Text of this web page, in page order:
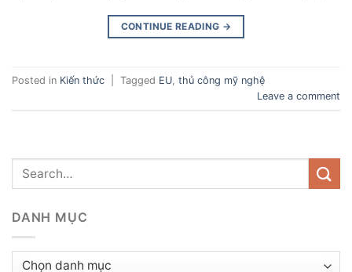
CONTINUE READING →
Posted in Kiến thức Tagged EU thủ công mỹ nghệ
Leave a comment
DANH MỤC
Danh